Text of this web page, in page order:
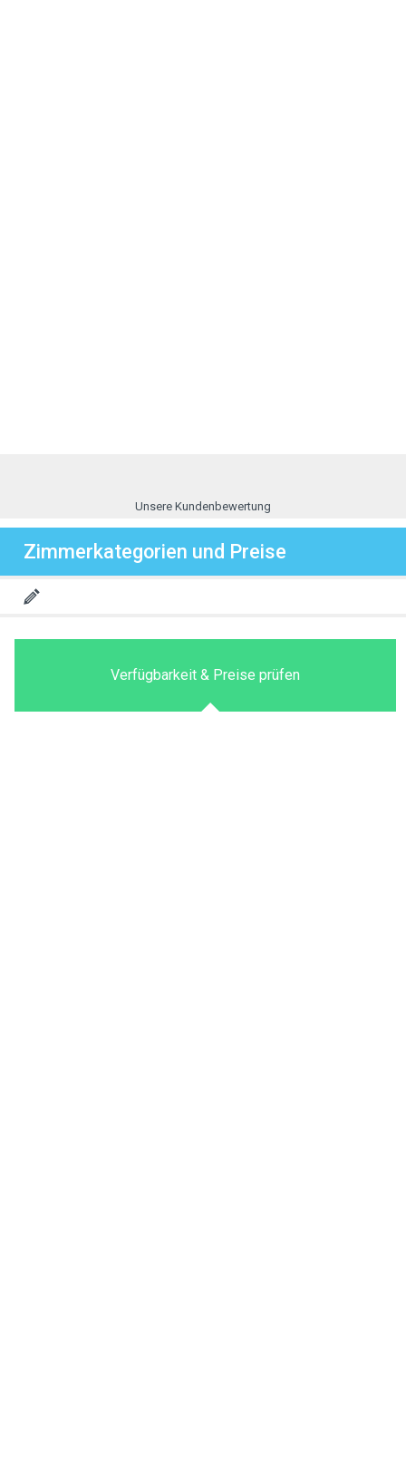
Unsere Kundenbewertung
Zimmerkategorien und Preise
Verfügbarkeit & Preise prüfen